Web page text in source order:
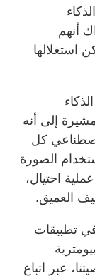
أنهم
استغلالها
إلى أنه
كل
الصورة
احتيال،
العميق.
تطبيقات
عبر اتباع